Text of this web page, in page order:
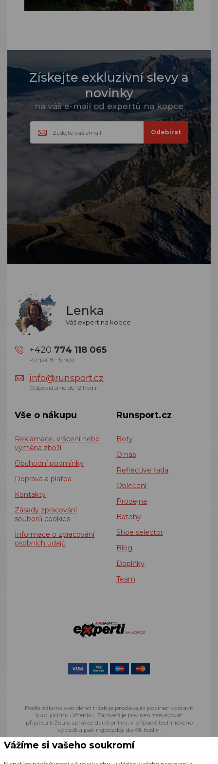
Získejte exkluzivní slevy a
novinky
na váš e-mail od expertů na kopce
Lenka
Váš expert na kopce
+420 774 118 065
Po–pá: 8–15 hod.
info@runsport.cz
Odpovídáme do 12 hodin
Vše o nákupu
Reklamace, vrácení nebo
výměna zboží
Obchodní podmínky
Doprava a platba
Kontakty
Zásady zpracování
souborů cookies
Informace o zpracování
osobních údajů
Runsport.cz
Boty
O nás
Reflective řada
Oblečení
Prodejna
Batohy
Shoe selector
Blog
Doplňky
Team
Podle zákona o evidenci tržeb je prodávající povinen vystavit
kupujícímu účtenku. Zároveň je povinen zaevidovat
přijatou tržbu u správce daně online; v případě technického
výpadku pak nejpozději do 48 hodin.
Vážíme si vašeho soukromí